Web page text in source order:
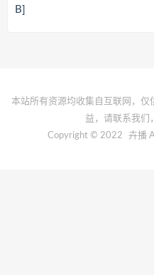
B]
本站所有资源均收集自互联网，
益，请联系我们
Copyright © 2022
卉播